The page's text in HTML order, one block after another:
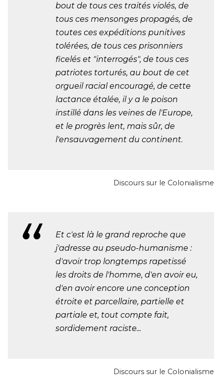
bout de tous ces traités violés, de
tous ces mensonges propagés, de
toutes ces expéditions punitives
tolérées, de tous ces prisonniers
ficelés et "interrogés", de tous ces
patriotes torturés, au bout de cet
orgueil racial encouragé, de cette
lactance étalée, il y a le poison
instillé dans les veines de l'Europe,
et le progrès lent, mais sûr, de
l'ensauvagement du continent.
Discours sur le Colonialisme
Et c'est là le grand reproche que
j'adresse au pseudo-humanisme :
d'avoir trop longtemps rapetissé
les droits de l'homme, d'en avoir eu,
d'en avoir encore une conception
étroite et parcellaire, partielle et
partiale et, tout compte fait,
sordidement raciste...
Discours sur le Colonialisme